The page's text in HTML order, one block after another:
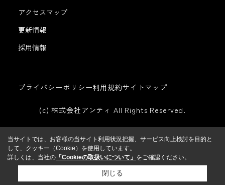
アクセスマップ
更新情報
採用情報
プライバシーポリシー利用規約サイトマップ
(c) 株式会社アンティ All Rights Reserved.
当サイトでは、お客様の当サイト利用状況把握、サービス向上検討を目的と
して、クッキー（Cookie）を使用しています。
詳しくは、当社の 「Cookieの取扱いについて」 をご確認ください。
閉じる